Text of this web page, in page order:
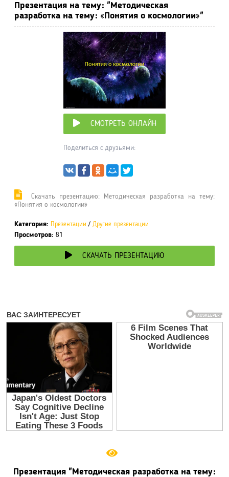
Презентация на тему: "Методическая
разработка на тему: «Понятия о космологии»"
СМОТРЕТЬ ОНЛАЙН
Поделиться с друзьями:
Cкачать презентацию: Методическая разработка на тему:
«Понятия о космологии»
Категория: Презентации / Другие презентации
Просмотров: 81
СКАЧАТЬ ПРЕЗЕНТАЦИЮ
Презентация "Методическая разработка на тему: